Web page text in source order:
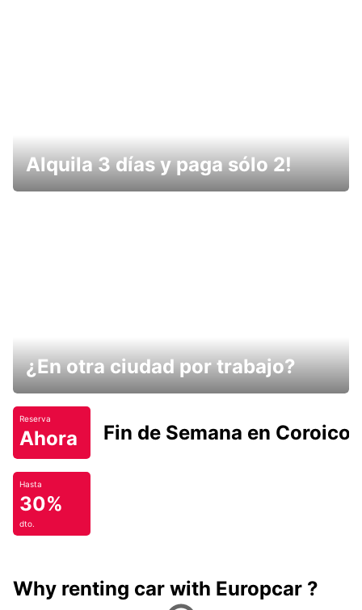
Alquila 3 días y paga sólo 2!
¿En otra ciudad por trabajo?
Reserva
Ahora Fin de Semana en Coroico.
Hasta
30%
dto.
Why renting car with Europcar ?